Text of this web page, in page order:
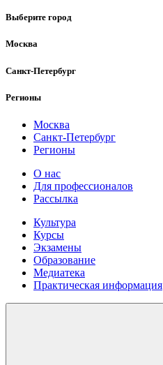
Выберите город
Москва
Санкт-Петербург
Регионы
Москва
Санкт-Петербург
Регионы
О нас
Для профессионалов
Рассылка
Культура
Курсы
Экзамены
Образование
Медиатека
Практическая информация